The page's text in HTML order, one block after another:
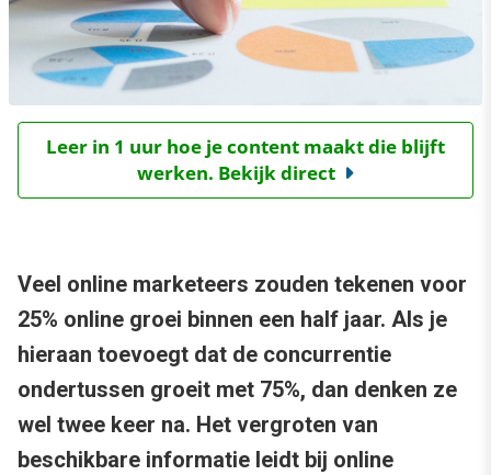
Leer in 1 uur hoe je content maakt die blijft
werken. Bekijk direct
Veel online marketeers zouden tekenen voor
25% online groei binnen een half jaar. Als je
hieraan toevoegt dat de concurrentie
ondertussen groeit met 75%, dan denken ze
wel twee keer na. Het vergroten van
beschikbare informatie leidt bij online